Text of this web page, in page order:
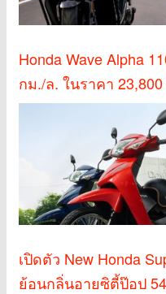
Honda Wave Alpha
กม./ล. ในราคา
เปิดตัว New Honda
ย้อนกลิ่นอายซิตี้ป๊อป